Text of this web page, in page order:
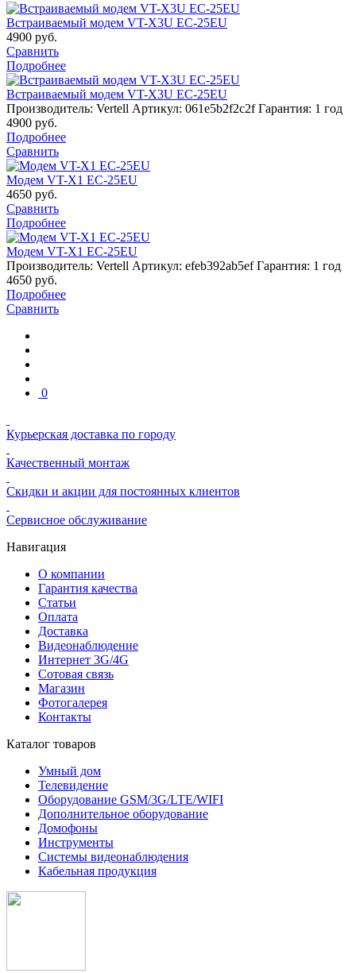
Встраиваемый модем VT-X3U EC-25EU
4900 руб.
Сравнить
Подробнее
Встраиваемый модем VT-X3U EC-25EU
Производитель: Vertell Артикул: 061e5b2f2c2f Гарантия: 1 год
4900 руб.
Подробнее
Сравнить
Модем VT-X1 EC-25EU
4650 руб.
Сравнить
Подробнее
Модем VT-X1 EC-25EU
Производитель: Vertell Артикул: efeb392ab5ef Гарантия: 1 год
4650 руб.
Подробнее
Сравнить
0
Курьерская доставка по городу
Качественный монтаж
Скидки и акции для постоянных клиентов
Сервисное обслуживание
Навигация
О компании
Гарантия качества
Статьи
Оплата
Доставка
Видеонаблюдение
Интернет 3G/4G
Сотовая связь
Магазин
Фотогалерея
Контакты
Каталог товаров
Умный дом
Телевидение
Оборудование GSM/3G/LTE/WIFI
Дополнитeльное оборудование
Домофоны
Инструменты
Системы видеонаблюдения
Кабельная продукция